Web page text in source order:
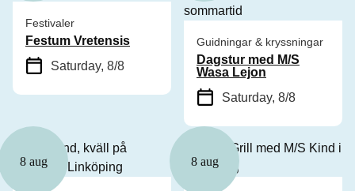
Festivaler
Festum Vretensis
Saturday, 8/8
Guidningar & kryssningar
Dagstur med M/S
Wasa Lejon
Saturday, 8/8
8 aug 8 aug